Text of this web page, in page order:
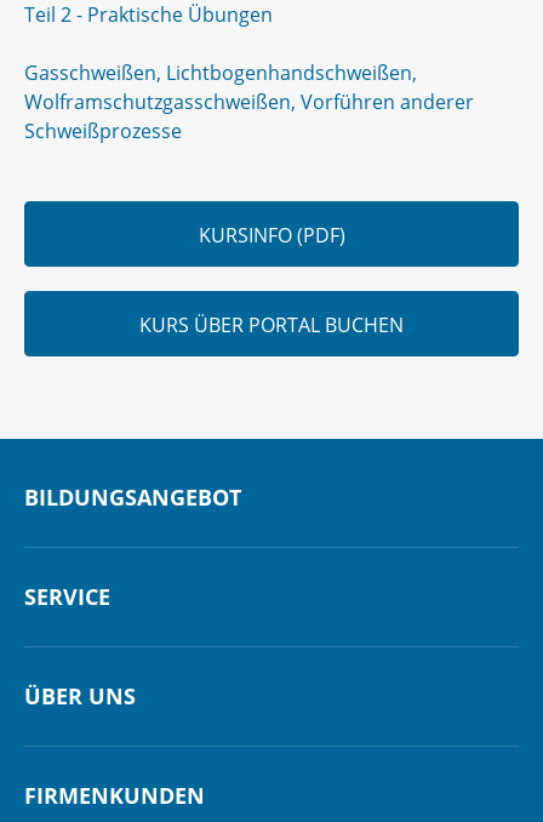
Teil 2 - Praktische Übungen
Gasschweißen, Lichtbogenhandschweißen,
Wolframschutzgasschweißen, Vorführen anderer
Schweißprozesse
KURSINFO (PDF)
KURS ÜBER PORTAL BUCHEN
BILDUNGSANGEBOT
SERVICE
ÜBER UNS
FIRMENKUNDEN